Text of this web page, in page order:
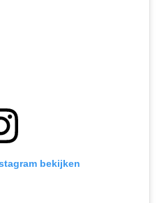
bekijken